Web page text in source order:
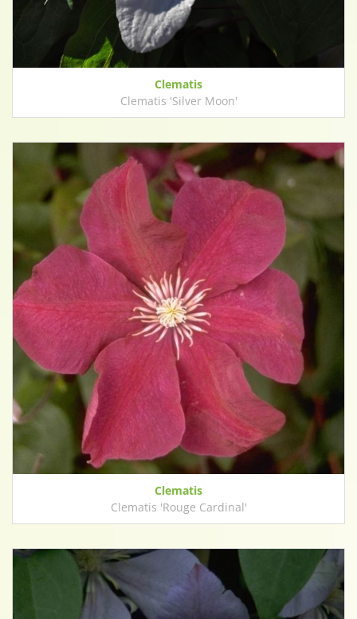
Clematis
Clematis 'Silver Moon'
Clematis
Clematis 'Rouge Cardinal'